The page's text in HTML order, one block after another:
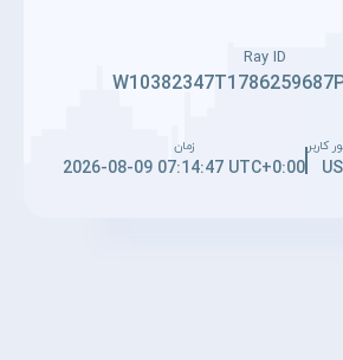
Ray ID
کاربر
US
زمان
2026-08-09 07:14:47 UTC+0:00